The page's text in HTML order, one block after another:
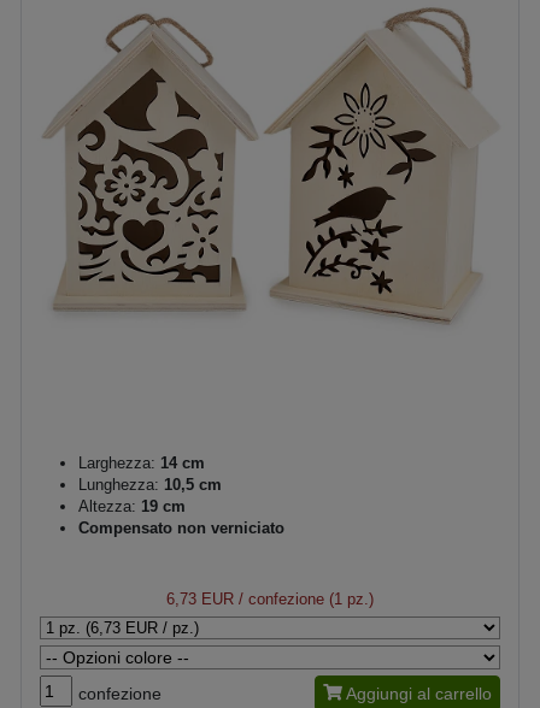
Larghezza: 14 cm
Lunghezza: 10,5 cm
Altezza: 19 cm
Compensato non verniciato
6,73 EUR / confezione (1 pz.)
confezione Aggiungi al carrello